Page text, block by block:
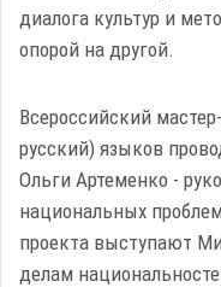
диалога культур и
опорой на другой.
Всероссийский
русский) языков
Ольги Артеменко -
национальных
проекта выступают
делам